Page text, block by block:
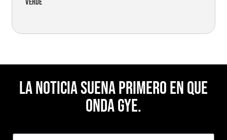
verde
La noticia suena primero en Que
Onda Gye.